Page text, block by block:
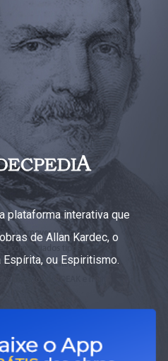
plataforma interativa que
de Allan Kardec, o
ou Espiritismo.